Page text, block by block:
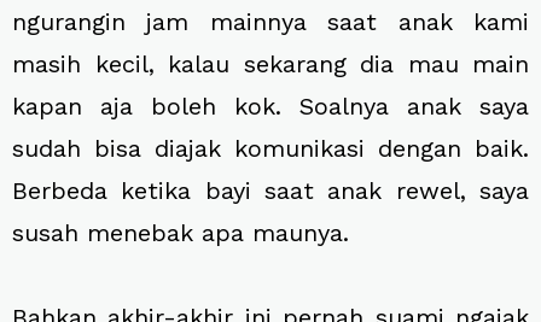
ngurangin jam mainnya saat anak kami
masih kecil, kalau sekarang dia mau main
kapan aja boleh kok. Soalnya anak saya
sudah bisa diajak komunikasi dengan baik.
Berbeda ketika bayi saat anak rewel, saya
susah menebak apa maunya.